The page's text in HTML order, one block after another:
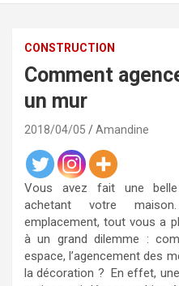
CONSTRUCTION
Comment
un mur
2018/04/05 Amandine
Vous avez fait une belle
achetant votre
emplacement, tout vous a
à un grand dilemme :
espace, l’agencement des
la décoration ? En effet,